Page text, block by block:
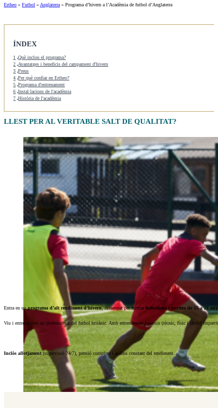
Ertheo » Futbol » Anglaterra » Programa d’hivern a l’Acadèmia de futbol d’Anglaterra
ÍNDEX
1 Què inclou el programa?
2 Avantatges i beneficis del campament d'hivern
3 Preus
4 Per què confiar en Ertheo?
5 Programa d'entrenament
6 Instal·lacions de l'acadèmia
7 Història de l'acadèmia
LLEST PER AL VERITABLE SALT DE QUALITAT?
Entra en unprograma d’alt rendiment d’hivern, dissenyat per formarfutbolistes i porters de 15 a 21
Viu i entrena com un professional del futbol britànic. Amb entrenament intensiu (tècnic, físic i tàctic)
Inclòs allotjament(supervisió 24/7), pensió completa i anàlisi constant del rendiment.